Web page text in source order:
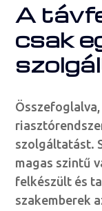
A
csak
szolgáltatást.
magas szintű
felkészült és
szakemberek